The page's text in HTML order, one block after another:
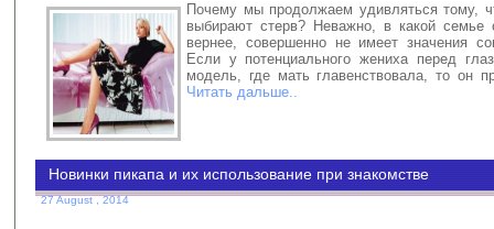
Почему мы продолжаем удивляться тому,
выбирают стерв? Неважно, в какой семье
вернее, совершенно не имеет значения
Если у потенциального жениха перед
модель, где мать главенствовала, то он
Читать дальше..
Новинки пикапа и их использование при знакомстве
27 August , 2014